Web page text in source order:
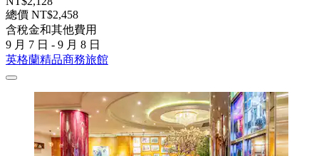
總價 NT$2,458
含稅金和其他費用
9 月 7 日 - 9 月 8 日
英格蘭精品商務旅館